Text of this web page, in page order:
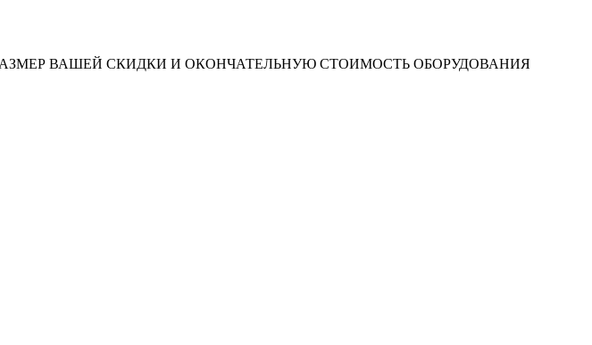
ВАШЕЙ СКИДКИ И ОКОНЧАТЕЛЬНУЮ СТОИМОСТЬ ОБОРУДОВАНИЯ